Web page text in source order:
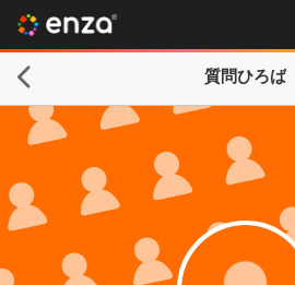
質問ひろば